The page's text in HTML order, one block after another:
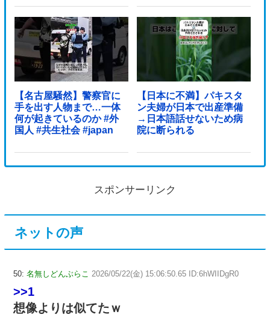
【名古屋騒然】警察官に
手を出す人物まで…一体
何が起きているのか #外
国人 #共生社会 #japan
【日本に不満】パキスタ
ン夫婦が日本で出産準備
→日本語話せないため病
院に断られる
スポンサーリンク
ネットの声
50: 名無しどんぶらこ 2026/05/22(金) 15:06:50.65 ID:6hWIIDgR0
>>1
想像よりは似てたｗ